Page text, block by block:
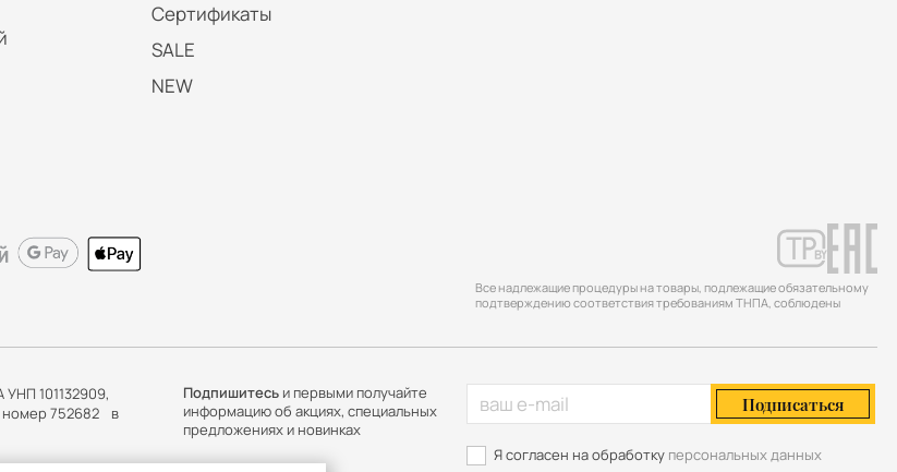
Сертификаты
SALE
NEW
Все надлежащие процедуры на товары, подлежащие обязательному
подтверждению соответствия требованиям ТНПА, соблюдены
101132909,
номер 752682 в
Подпишитесьи первыми получайте
информацию об акциях, специальных
предложениях и новинках
Подписаться
Я согласен на обработку персональных данных